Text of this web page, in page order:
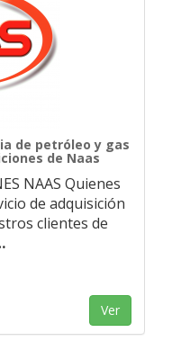
de petróleo y gas
de Naas
NAAS Quienes
de adquisición
clientes de
Ver